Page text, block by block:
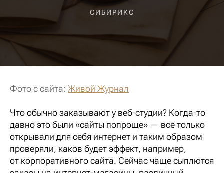
СИБИРИКС
Фото с сайта: Живой Журнал
Что обычно заказывают у веб-студии? Когда-то
давно это были «сайты попроще» — все только
открывали для себя интернет и таким образом
проверяли, каков будет эффект, например,
от корпоративного сайта. Сейчас чаще сыплются